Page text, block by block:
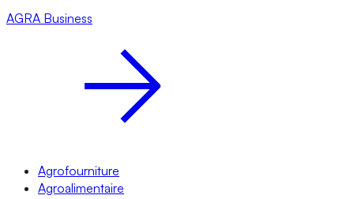
AGRA Business
Agrofourniture
Agroalimentaire